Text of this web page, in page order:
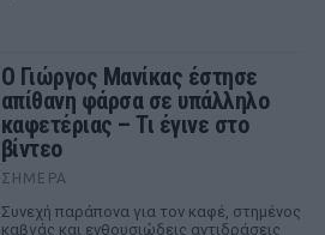
Ο Γιώργος Μανίκας έστησε
απίθανη φάρσα σε υπάλληλο
καφετέριας – Τι έγινε στο
βίντεο
ΣΉΜΕΡΑ
Συνεχή παράπονα για τον καφέ, στημένος
καβγάς και ενθουσιώδεις αντιδράσεις